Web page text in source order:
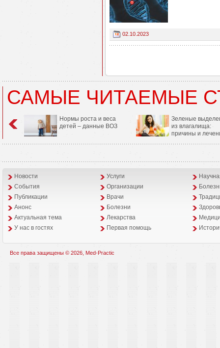
02.10.2023
САМЫЕ ЧИТАЕМЫЕ
Нормы роста и веса
детей – данные ВОЗ
Зеленые
из влагалища:
причины и
Новости Услуги
События
Организации
Публикации
Врачи
Анонс
Болезни
Aктуальная тема
Лекарства
У нас в гостях
Первая помощь
Все права защищены © 2026, Med-Practic